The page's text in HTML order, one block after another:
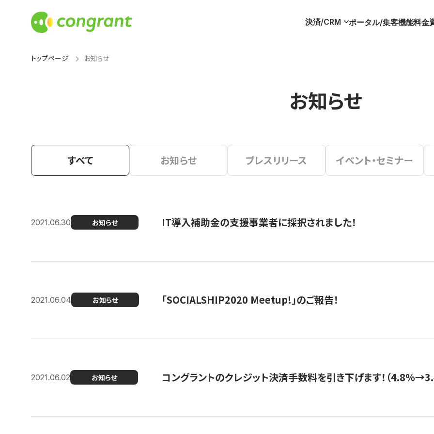
決済/CRM ポータル/集客機能料金
トップページ お知らせ
お知らせ
すべて お知らせ プレスリリース イベント・セミナー
2021.06.30 お知らせ IT導入補助金の支援事業者に採択されました！
2021.06.04 お知らせ 「SOCIALSHIP2020 Meetup!」のご報告！
2021.06.02 お知らせ コングラントのクレジット決済手数料を引き下げます！（